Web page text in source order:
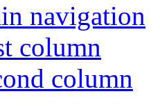
navigation
column
column